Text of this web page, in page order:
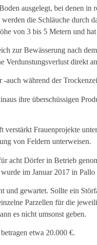
ausgelegt, bei denen
die Schläuche durch
von 3 bis 5 Metern und
zur Bewässerung nach
Verdunstungsverlust direkt
-auch während der
ihre überschüssigen
Frauenprojekte
von Feldern unterweisen.
acht Dörfer in Betrieb
im Januar 2017 in Pallo
und gewartet. Sollte ein
Parzellen für die
es nicht umsonst geben.
etwa 20.000 €.